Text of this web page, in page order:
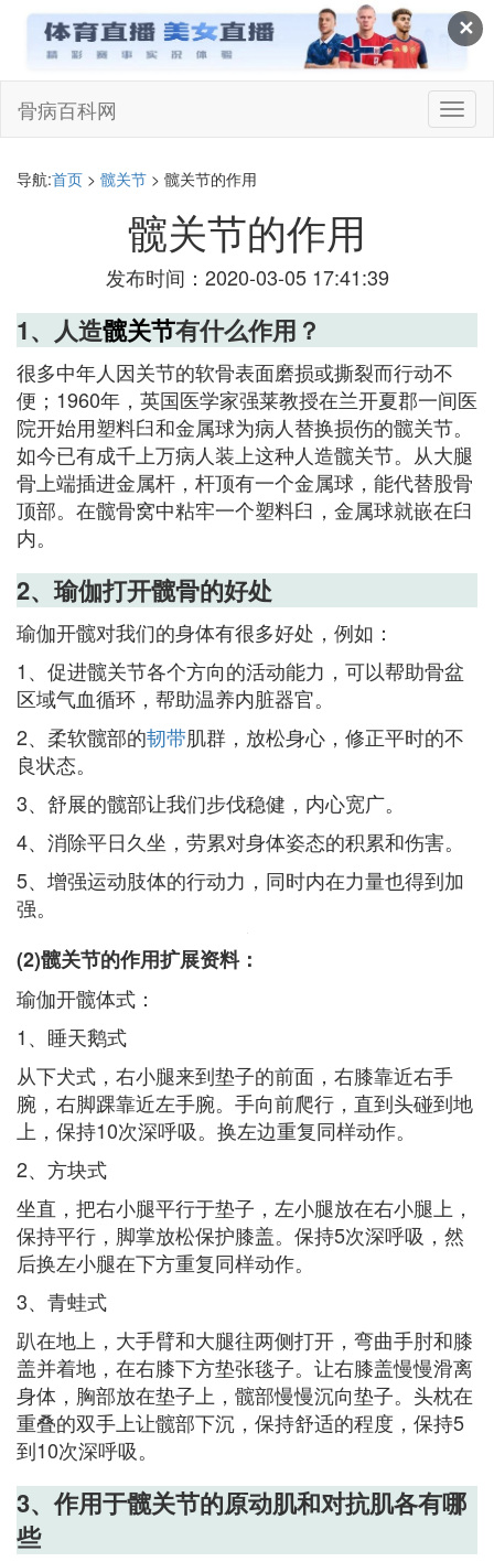
✕
切
换
骨病百科网
导航:首页 > 髋关节 > 髋关节的作用
髋关节的作用
发布时间：2020-03-05 17:41:39
1、人造髋关节有什么作用？
很多中年人因关节的软骨表面磨损或撕裂而行动不
便；1960年，英国医学家强莱教授在兰开夏郡一间医
院开始用塑料臼和金属球为病人替换损伤的髋关节。
如今已有成千上万病人装上这种人造髋关节。从大腿
骨上端插进金属杆，杆顶有一个金属球，能代替股骨
顶部。在髋骨窝中粘牢一个塑料臼，金属球就嵌在臼
内。
2、瑜伽打开髋骨的好处
瑜伽开髋对我们的身体有很多好处，例如：
1、促进髋关节各个方向的活动能力，可以帮助骨盆
区域气血循环，帮助温养内脏器官。
2、柔软髋部的韧带肌群，放松身心，修正平时的不
良状态。
3、舒展的髋部让我们步伐稳健，内心宽广。
4、消除平日久坐，劳累对身体姿态的积累和伤害。
5、增强运动肢体的行动力，同时内在力量也得到加
强。
(2)髋关节的作用扩展资料：
瑜伽开髋体式：
1、睡天鹅式
从下犬式，右小腿来到垫子的前面，右膝靠近右手
腕，右脚踝靠近左手腕。手向前爬行，直到头碰到地
上，保持10次深呼吸。换左边重复同样动作。
2、方块式
坐直，把右小腿平行于垫子，左小腿放在右小腿上，
保持平行，脚掌放松保护膝盖。保持5次深呼吸，然
后换左小腿在下方重复同样动作。
3、青蛙式
趴在地上，大手臂和大腿往两侧打开，弯曲手肘和膝
盖并着地，在右膝下方垫张毯子。让右膝盖慢慢滑离
身体，胸部放在垫子上，髋部慢慢沉向垫子。头枕在
重叠的双手上让髋部下沉，保持舒适的程度，保持5
到10次深呼吸。
3、作用于髋关节的原动肌和对抗肌各有哪
些